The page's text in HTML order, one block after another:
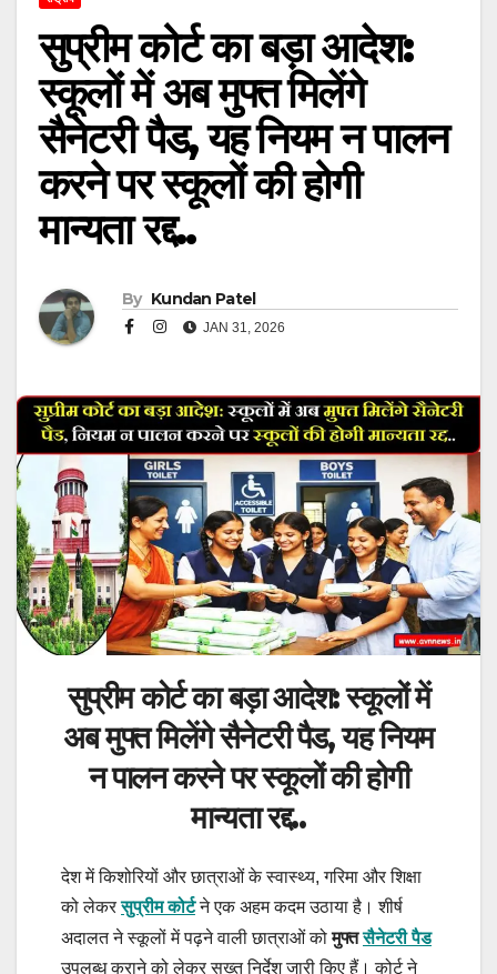
सुप्रीम कोर्ट का बड़ा आदेश:
स्कूलों में अब मुफ्त मिलेंगे
सैनेटरी पैड, यह नियम न पालन
करने पर स्कूलों की होगी
मान्यता रद्द..
By Kundan Patel
JAN 31, 2026
सुप्रीम कोर्ट का बड़ा आदेश: स्कूलों में
अब मुफ्त मिलेंगे सैनेटरी पैड, यह नियम
न पालन करने पर स्कूलों की होगी
मान्यता रद्द..
देश में किशोरियों और छात्राओं के स्वास्थ्य, गरिमा और शिक्षा
को लेकरसुप्रीम कोर्टने एक अहम कदम उठाया है। शीर्ष
अदालत ने स्कूलों में पढ़ने वाली छात्राओं कोमुफ्तसैनेटरी पैड
उपलब्ध कराने को लेकर सख्त निर्देश जारी किए हैं। कोर्ट ने